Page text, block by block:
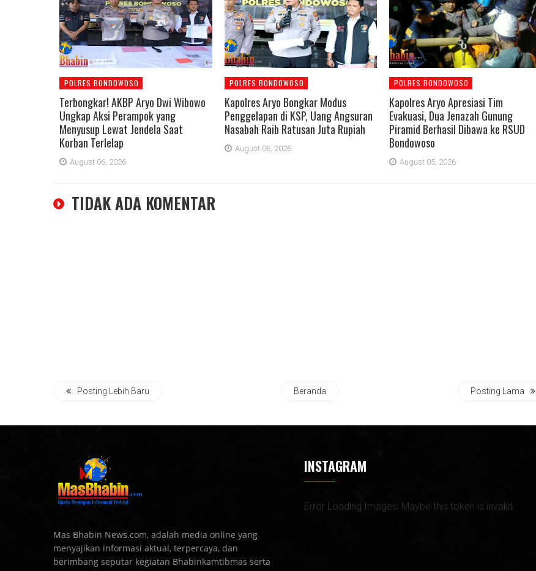
POLRES BONDOWOSO
Terbongkar! AKBP Aryo Dwi Wibowo
Ungkap Aksi Perampok yang
Menyusup Lewat Jendela Saat
Korban Terlelap
August 06, 2026
POLRES BONDOWOSO
Kapolres Aryo Bongkar Modus
Penggelapan di KSP, Uang Angsuran
Nasabah Raib Ratusan Juta Rupiah
August 06, 2026
POLRES BONDOWOSO
Kapolres Aryo Apresiasi Tim
Evakuasi, Dua Jenazah Gunung
Piramid Berhasil Dibawa ke RSUD
Bondowoso
August 05, 2026
TIDAK ADA KOMENTAR
Posting Lebih Baru Beranda Posting Lama
Mas Bhabin News.com, adalah media online yang
menyajikan informasi aktual, terpercaya, dan
berimbang seputar kegiatan Bhabinkamtibmas serta
INSTAGRAM
Error Loading Images! Maybe this token is invalid.